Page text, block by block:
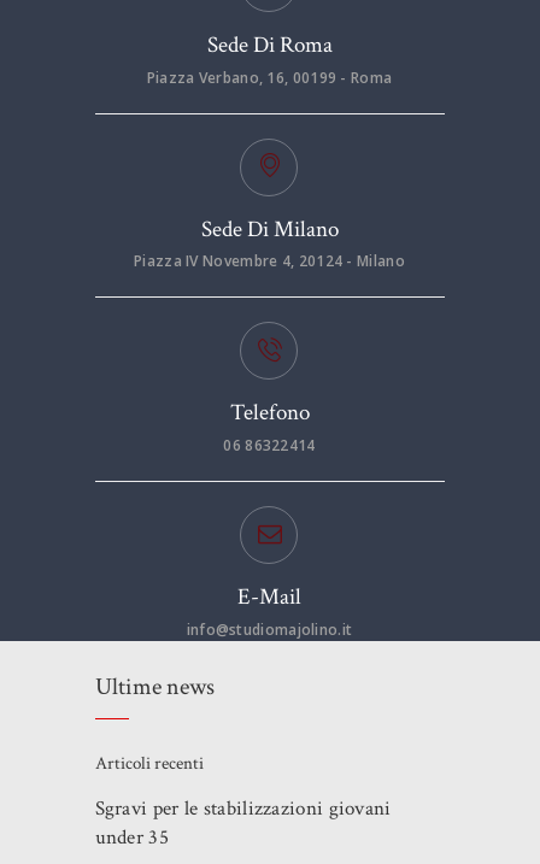
Sede Di Roma
Piazza Verbano, 16, 00199 - Roma
Sede Di Milano
Piazza IV Novembre 4, 20124 - Milano
Telefono
06 86322414
E-Mail
info@studiomajolino.it
Ultime news
Articoli recenti
Sgravi per le stabilizzazioni giovani
under 35